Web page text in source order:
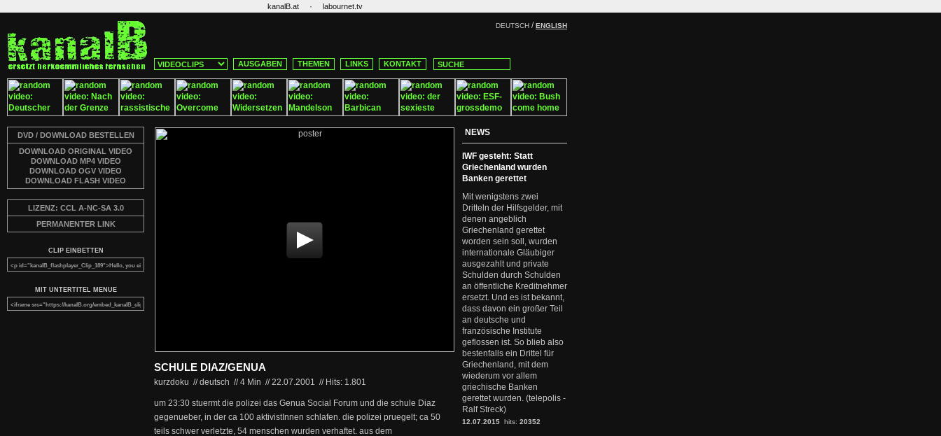
kanalB.at · labournet.tv
DEUTSCH /ENGLISH
AUSGABEN THEMEN LINKS KONTAKT
DVD / DOWNLOAD BESTELLEN
DOWNLOAD ORIGINAL VIDEO
DOWNLOAD MP4 VIDEO
DOWNLOAD OGV VIDEO
DOWNLOAD FLASH VIDEO
LIZENZ: CCL A-NC-SA 3.0
PERMANENTER LINK
CLIP EINBETTEN
MIT UNTERTITEL MENUE
SCHULE DIAZ/GENUA
kurzdoku // deutsch //4 Min //22.07.2001 // Hits: 1.801
um 23:30 stuermt die polizei das Genua Social Forum und die schule Diaz
gegenueber, in der ca 100 aktivistInnen schlafen. die polizei pruegelt; ca 50
teils schwer verletzte, 54 menschen wurden verhaftet. aus dem
NEWS
IWF gesteht: Statt
Griechenland wurden
Banken gerettet
Mit wenigstens zwei
Dritteln der Hilfsgelder, mit
denen angeblich
Griechenland gerettet
worden sein soll, wurden
internationale Gläubiger
ausgezahlt und private
Schulden durch Schulden
an öffentliche Kreditnehmer
ersetzt. Und es ist bekannt,
dass davon ein großer Teil
an deutsche und
französische Institute
geflossen ist. So blieb also
bestenfalls ein Drittel für
Griechenland, mit dem
wiederum vor allem
griechische Banken
gerettet wurden. (telepolis -
Ralf Streck)
12.07.2015 hits: 20352